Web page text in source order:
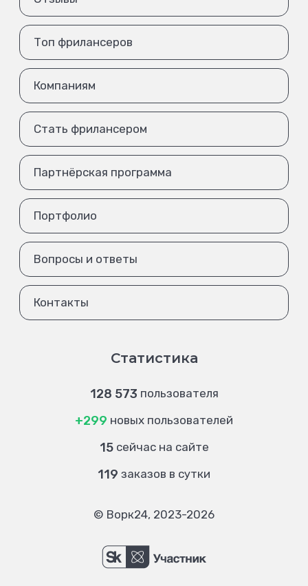
Топ фрилансеров
Компаниям
Стать фрилансером
Партнёрская программа
Портфолио
Вопросы и ответы
Контакты
Статистика
128 573 пользователя
+299 новых пользователей
15 сейчас на сайте
119 заказов в сутки
© Ворк24, 2023-2026